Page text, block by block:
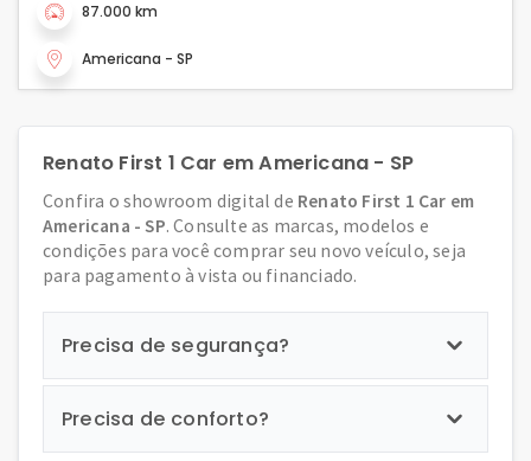
87.000 km
Americana - SP
Renato First 1 Car em Americana - SP
Confira o showroom digital de Renato First 1 Car em
Americana - SP. Consulte as marcas, modelos e
condições para você comprar seu novo veículo, seja
para pagamento à vista ou financiado.
Precisa de segurança?
Precisa de conforto?